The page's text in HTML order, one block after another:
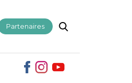
Partenaires